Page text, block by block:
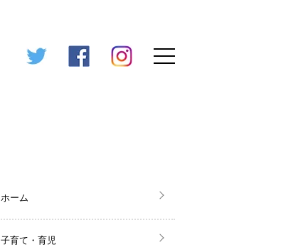
ホーム
子育て・育児